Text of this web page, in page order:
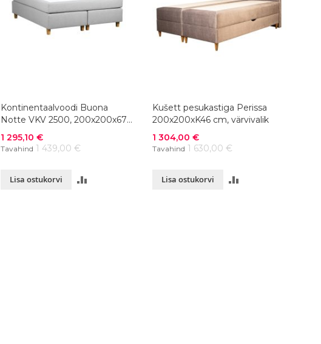
Kontinentaalvoodi Buona
Notte VKV 2500, 200x200x67
Soodushind
1 295,10 €
Tavahind 1 439,00 €
Lisa ostukorvi
Kušett pesukastiga Perissa
200x200xK46 cm, värvivalik
Soodushind
1 304,00 €
Tavahind 1 630,00 €
Lisa ostukorvi